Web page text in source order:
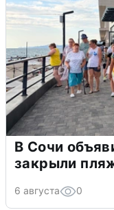
В Сочи
закрыли
6 августа 0